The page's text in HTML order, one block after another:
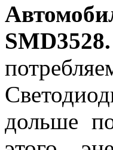
SMD3528.
дольше